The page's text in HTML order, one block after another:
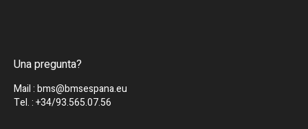
Una pregunta?
Mail : bms@bmsespana.eu
Tel. : +34/93.565.07.56